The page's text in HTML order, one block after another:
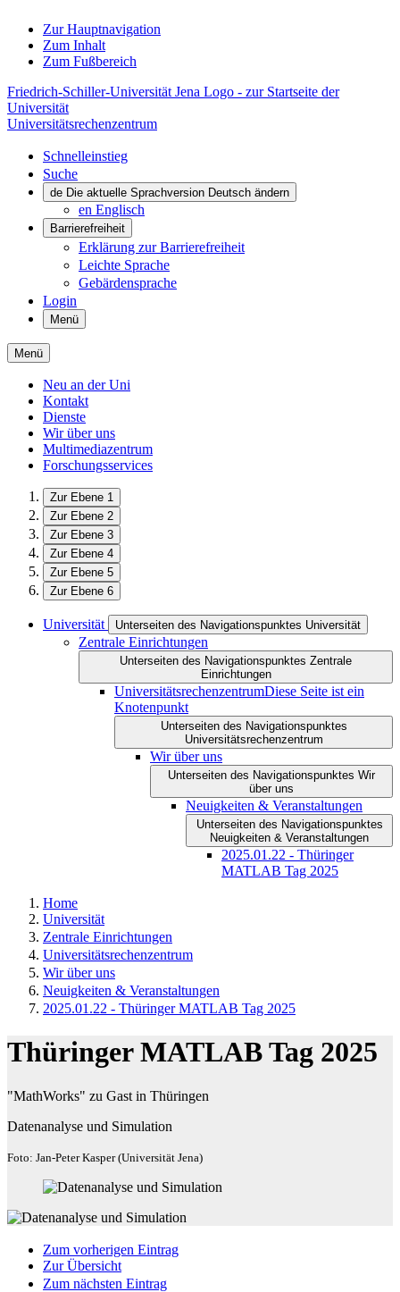
Zur Hauptnavigation
Zum Inhalt
Zum Fußbereich
Friedrich-Schiller-Universität Jena Logo - zur Startseite der
Universität
Universitätsrechenzentrum
Schnelleinstieg
Suche
de Die aktuelle Sprachversion Deutsch ändern
en Englisch
Barrierefreiheit
Erklärung zur Barrierefreiheit
Leichte Sprache
Gebärdensprache
Login
Menü
Menü
Neu an der Uni
Kontakt
Dienste
Wir über uns
Multimediazentrum
Forschungsservices
Zur Ebene 1
Zur Ebene 2
Zur Ebene 3
Zur Ebene 4
Zur Ebene 5
Zur Ebene 6
Universität Unterseiten des Navigationspunktes Universität
Zentrale Einrichtungen
Unterseiten des Navigationspunktes Zentrale
Einrichtungen
UniversitätsrechenzentrumDiese Seite ist ein
Knotenpunkt
Unterseiten des Navigationspunktes
Universitätsrechenzentrum
Wir über uns
Unterseiten des Navigationspunktes Wir
über uns
Neuigkeiten & Veranstaltungen
Unterseiten des Navigationspunktes
Neuigkeiten & Veranstaltungen
2025.01.22 - Thüringer
MATLAB Tag 2025
Home
Universität
Zentrale Einrichtungen
Universitätsrechenzentrum
Wir über uns
Neuigkeiten & Veranstaltungen
2025.01.22 - Thüringer MATLAB Tag 2025
Thüringer MATLAB Tag 2025
"MathWorks" zu Gast in Thüringen
Datenanalyse und Simulation
Foto: Jan-Peter Kasper (Universität Jena)
Zum vorherigen Eintrag
Zur Übersicht
Zum nächsten Eintrag